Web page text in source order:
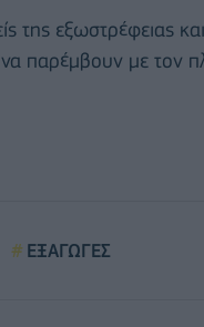
της εξωστρέφειας
παρέμβουν με τον
ΕΞΑΓΩΓΕΣ